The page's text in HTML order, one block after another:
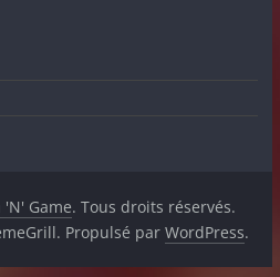
'N' Game. Tous droits réservés.
Propulsé parWordPress.